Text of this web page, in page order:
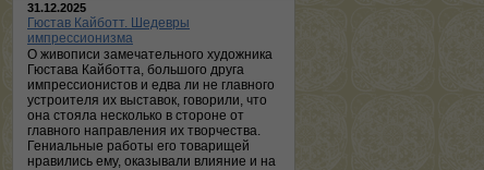
31.12.2025
Гюстав Кайботт. Шедевры
импрессионизма
О живописи замечательного художника
Гюстава Кайботта, большого друга
импрессионистов и едва ли не главного
устроителя их выставок, говорили, что
она стояла несколько в стороне от
главного направления их творчества.
Гениальные работы его товарищей
нравились ему, оказывали влияние и на